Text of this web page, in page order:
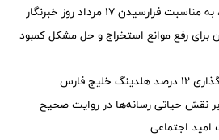
۱۷ مرداد روز خبرنگار
برای رفع موانع استخراج و حل مشکل کمبود
فارس
نقش حیاتی رسانه‌ها در روایت صحیح
اجتماعی